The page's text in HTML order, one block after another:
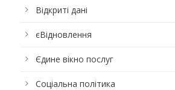
Відкриті дані
єВідновлення
Єдине вікно послуг
Соціальна політика